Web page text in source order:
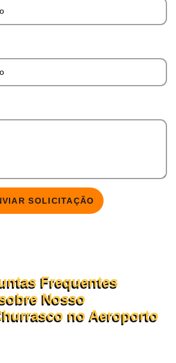
SOLICITAÇÃO
Frequentes
Nosso
no Aeroporto